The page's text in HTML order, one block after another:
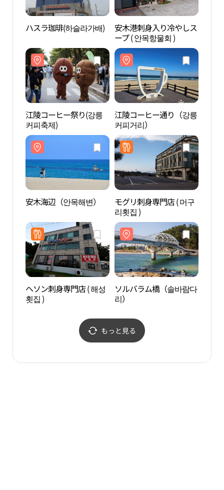
ハスラ珈琲(하슬라가배)
安木港刺身入り冷やしス
ープ ( 안목항물회 )
江陵コーヒー祭り(강릉
커피축제)
江陵コーヒー通り（강릉
커피거리）
安木海辺（안목해변）
モグリ刺身専門店 ( 머구
리횟집 )
ヘソン刺身専門店 ( 해성
횟집 )
ソルバラム橋（솔바람다
리）
もっと見る